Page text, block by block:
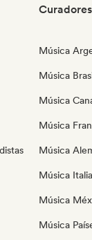
Música
Música
Música
Música
Música
Música Italia
Música
Música